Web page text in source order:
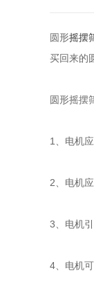
圆形摇摆
买回来的
圆形摇摆
1、电机
2、电机
3、电机
4、电机可